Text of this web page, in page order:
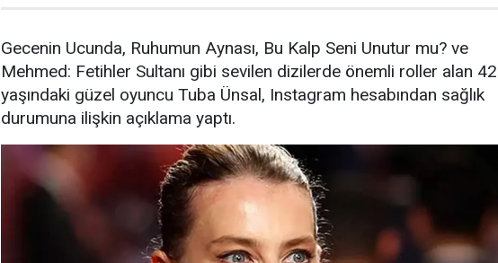
Gecenin Ucunda, Ruhumun Aynası, Bu Kalp Seni Unutur mu? ve
Mehmed: Fetihler Sultanı gibi sevilen dizilerde önemli roller alan 42
yaşındaki güzel oyuncu Tuba Ünsal, Instagram hesabından sağlık
durumuna ilişkin açıklama yaptı.